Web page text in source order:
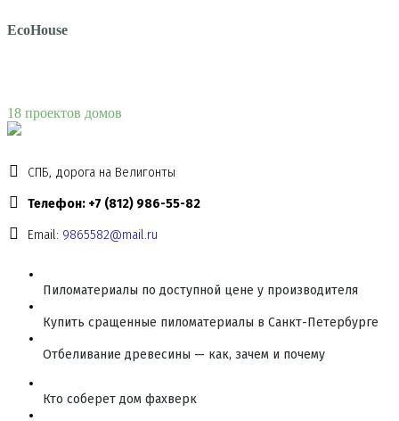
EcoHouse
18 проектов домов
СПБ, дорога на Велигонты
Телефон: +7 (812) 986-55-82
Email: 9865582@mail.ru
Пиломатериалы по доступной цене у производителя
Купить сращенные пиломатериалы в Санкт-Петербурге
Отбеливание древесины — как, зачем и почему
Кто соберет дом фахверк